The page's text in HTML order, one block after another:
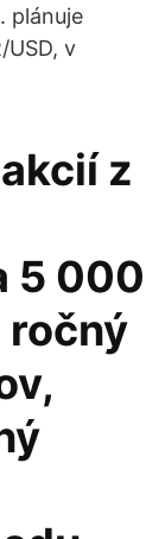
plánuje
v
z
5 000